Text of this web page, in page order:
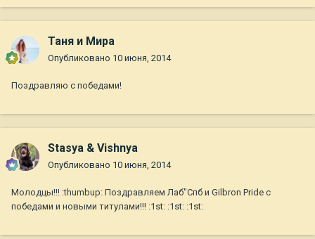
Таня и Мира
Опубликовано 10 июня, 2014
Поздравляю с победами!
Stasya & Vishnya
Опубликовано 10 июня, 2014
Молодцы!!! :thumbup: Поздравляем Лаб"Спб и Gilbron Pride с
победами и новыми титулами!!! :1st: :1st: :1st: